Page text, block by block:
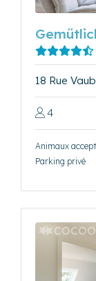
18 Rue
4
Animaux
Parking privé